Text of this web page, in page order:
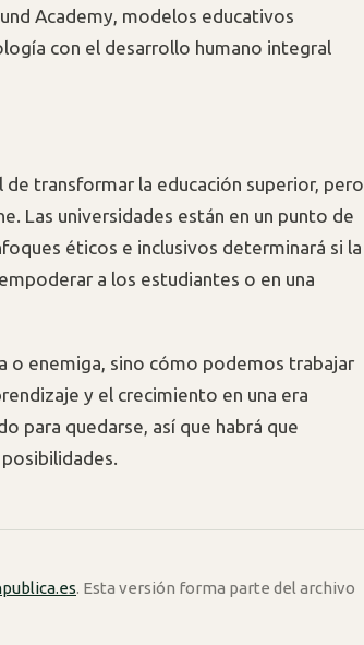
Academy, modelos educativos
con el desarrollo humano integral
transformar la educación superior, pero
Las universidades están en un punto de
éticos e inclusivos determinará si la
a los estudiantes o en una
o enemiga, sino cómo podemos trabajar
y el crecimiento en una era
para quedarse, así que habrá que
. Esta versión forma parte del archivo